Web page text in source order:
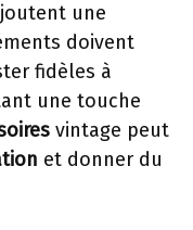
une
doivent
fidèles à
une touche
vintage peut
et donner du